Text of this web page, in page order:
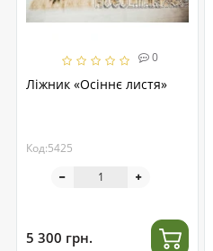
0
Ліжник «Осіннє листя»
Код:5425
5 300 грн.